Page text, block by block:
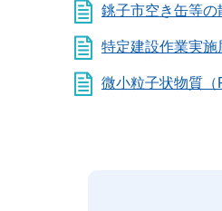
銚子市空き缶等の
特定建設作業実施
微小粒子状物質（